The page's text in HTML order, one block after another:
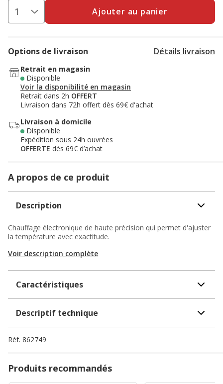
Ajouter au panier
Options de livraison Détails livraison
Retrait en magasin
Disponible
Voir la disponibilité en magasin
Retrait dans 2h OFFERT
Livraison dans 72h offert dès 69€ d'achat
Livraison à domicile
Disponible
Expédition sous 24h ouvrées
OFFERTE dès 69€ d’achat
A propos de ce produit
Description
Chauffage électronique de haute précision qui permet d'ajuster
la température avec exactitude.
Voir description complète
Caractéristiques
Descriptif technique
Réf. 862749
Produits recommandés